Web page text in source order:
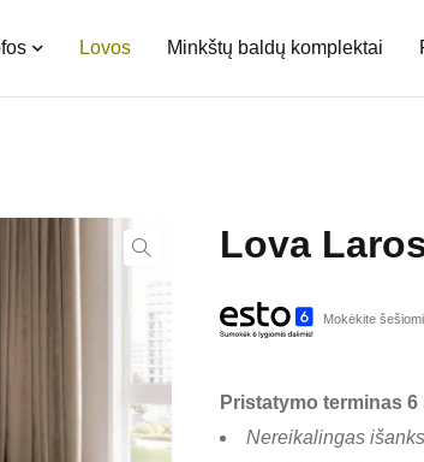
Lovos Minkštų baldų komplektai
Lova
Mokėkite
Pristatymo terminas 6
Nereikalingas